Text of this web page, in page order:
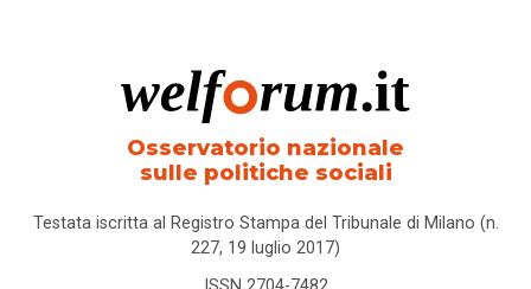
Osservatorio nazionale
sulle politiche sociali
Testata iscritta al Registro Stampa del Tribunale di Milano (n.
227, 19 luglio 2017)